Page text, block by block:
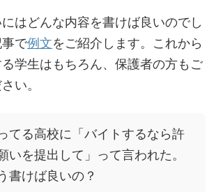
はどんな内容を書けば良いのでし
で例文をご紹介します。これから
学生はもちろん、保護者の方もご
い。
てる高校に「バイトするなら許
いを提出して」って言われた。
書けば良いの？